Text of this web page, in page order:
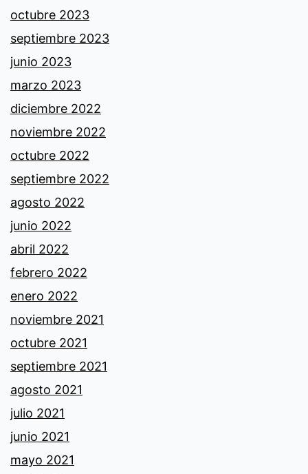
octubre 2023
septiembre 2023
junio 2023
marzo 2023
diciembre 2022
noviembre 2022
octubre 2022
septiembre 2022
agosto 2022
junio 2022
abril 2022
febrero 2022
enero 2022
noviembre 2021
octubre 2021
septiembre 2021
agosto 2021
julio 2021
junio 2021
mayo 2021